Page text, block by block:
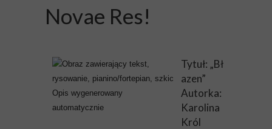
Novae Res!
Tytuł: „Bł
azen”
Autorka:
Karolina
Król